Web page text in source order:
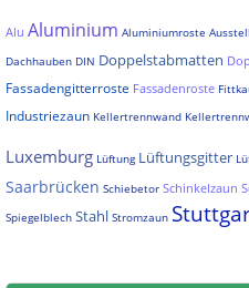
Alu Aluminium Aluminiumroste
Dachhauben DIN Doppelstabmatten
Fassadengitterroste Fassadenroste
Industriezaun Kellertrennwand
Luxemburg Lüftung Lüftungsgitter
Saarbrücken Schiebetor Schinkelzaun
Spiegelblech Stahl Stromzaun